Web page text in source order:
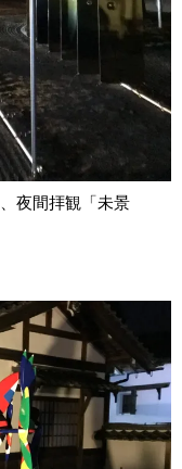
夜間拝観「未景